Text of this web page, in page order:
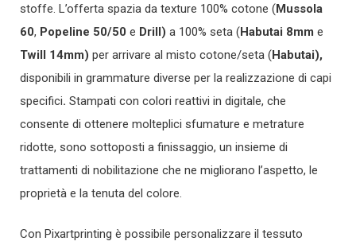
stoffe. L’offerta spazia da texture 100% cotone (Mussola
60, Popeline 50/50 e Drill) a 100% seta (Habutai 8mm e
Twill 14mm) per arrivare al misto cotone/seta (Habutai),
disponibili in grammature diverse per la realizzazione di capi
specifici. Stampati con colori reattivi in digitale, che
consente di ottenere molteplici sfumature e metrature
ridotte, sono sottoposti a finissaggio, un insieme di
trattamenti di nobilitazione che ne migliorano l’aspetto, le
proprietà e la tenuta del colore.
Con Pixartprinting è possibile personalizzare il tessuto